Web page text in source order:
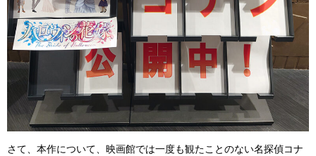
さて、本作について、映画館では一度も観たことのない名探偵コナ